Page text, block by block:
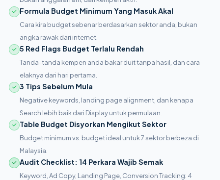
Formula Budget Minimum Yang Masuk Akal
Cara kira budget sebenar berdasarkan sektor anda, bukan
angka rawak dari internet.
5 Red Flags Budget Terlalu Rendah
Tanda-tanda kempen anda bakar duit tanpa hasil, dan cara
elaknya dari hari pertama.
3 Tips Sebelum Mula
Negative keywords, landing page alignment, dan kenapa
Search lebih baik dari Display untuk permulaan.
Table Budget Disyorkan Mengikut Sektor
Budget minimum vs. budget ideal untuk 7 sektor berbeza di
Malaysia.
Audit Checklist: 14 Perkara Wajib Semak
Keyword, Ad Copy, Landing Page, Conversion Tracking: 4